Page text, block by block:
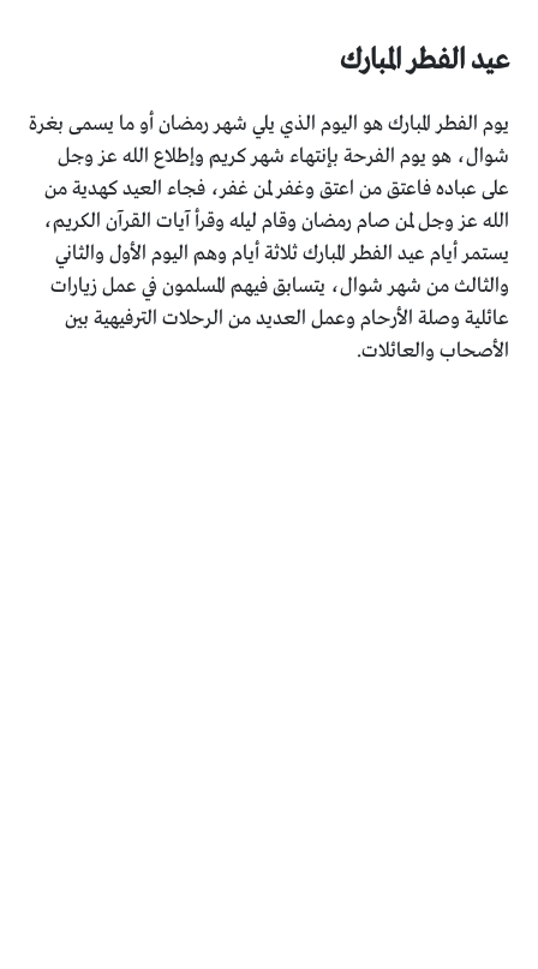
عيد الفطر المبارك
يوم الفطر المبارك هو اليوم الذي يلي شهر رمضان أو ما يسمى بغرة
شوال، هو يوم الفرحة بإنتهاء شهر كريم وإطلاع الله عز وجل
على عباده فاعتق من اعتق وغفر لمن غفر، فجاء العيد كهدية من
الله عز وجل لمن صام رمضان وقام ليله وقرأ آيات القرآن الكريم،
يستمر أيام عيد الفطر المبارك ثلاثة أيام وهم اليوم الأول والثاني
والثالث من شهر شوال، يتسابق فيهم المسلمون في عمل زيارات
عائلية وصلة الأرحام وعمل العديد من الرحلات الترفيهية بين
الأصحاب والعائلات.